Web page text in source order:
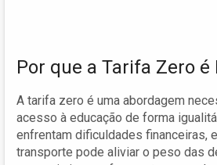
Por que a Tarifa Zero é
A tarifa zero é uma abordagem
acesso à educação de forma
enfrentam dificuldades financeiras,
transporte pode aliviar o peso das